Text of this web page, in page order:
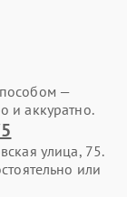
—
и аккуратно.
улица, 75.
или